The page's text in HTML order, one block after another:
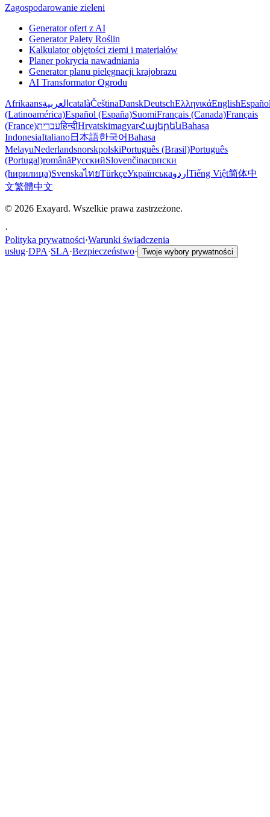
Zagospodarowanie zieleni
Generator ofert z AI
Generator Palety Roślin
Kalkulator objętości ziemi i materiałów
Planer pokrycia nawadniania
Generator planu pielęgnacji krajobrazu
AI Transformator Ogrodu
Afrikaansالعربية catalàČeštinaDanskDeutschΕλληνικάEnglish
(Latinoamérica)Español (España)SuomiFrançais (Canada)Français
(France)עבריתहिन्दीHrvatskimagyarՀայերենBahasa
IndonesiaItaliano日本語한국어Bahasa
MelayuNederlandsnorskpolskiPortuguês (Brasil)Português
(Portugal)românăРусскийSlovenčinaсрпски
(ћирилица)SvenskaไทยTürkçeУкраїнськаاردو Tiếng Việt简体中
文繁體中文
© 2026 Exayard. Wszelkie prawa zastrzeżone.
·
Polityka prywatności·Warunki świadczenia
usług·DPA·SLA·Bezpieczeństwo· Twoje wybory prywatności